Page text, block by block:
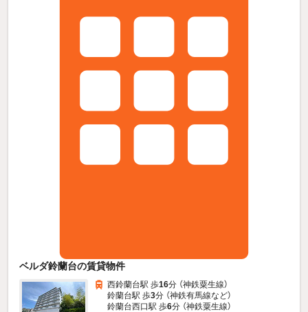
ベルダ鈴蘭台の賃貸物件
西鈴蘭台駅 歩16分 （神鉄粟生線）
鈴蘭台駅 歩3分 （神鉄有馬線など）
鈴蘭台西口駅 歩6分 （神鉄粟生線）